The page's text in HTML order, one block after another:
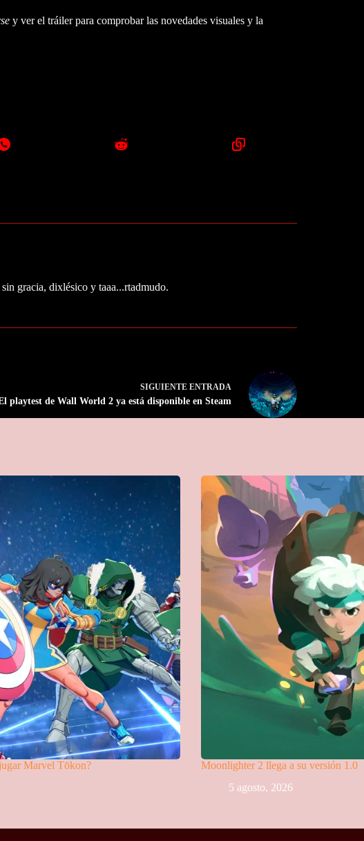
y ver el tráiler para comprobar las novedades visuales y la
gracia, dixlésico y taaa...rtadmudo.
SIGUIENTEENTRADA
playtest de Wall World 2 ya está disponible en Steam
Marvel Tōkon?
Moonlighter 2 llega a su versión 1.0
5 agosto, 2026